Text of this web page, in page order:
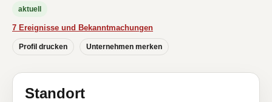
aktuell
7 Ereignisse und Bekanntmachungen
Profil drucken Unternehmen merken
Standort